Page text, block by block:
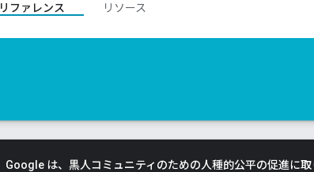
リファレンス
リソース
Google は、黒人コミュニティのための人種的公平の促進に取